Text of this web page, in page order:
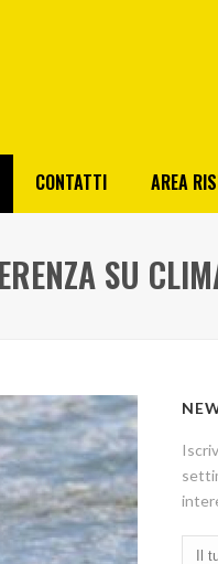
CONTATTI AREA
SU